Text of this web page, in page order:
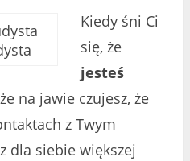
Kiedy śni Ci
się, że
jesteś
na jawie czujesz, że
z Twym
dla siebie większej